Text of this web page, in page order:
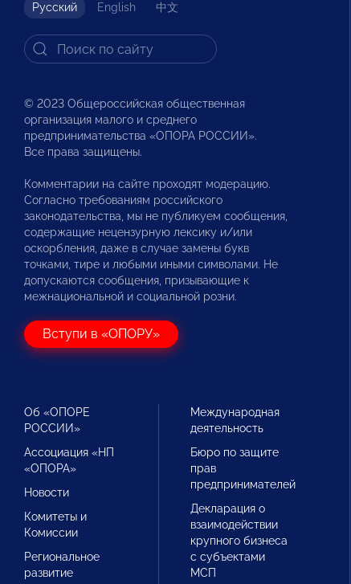
Русский English 中文
© 2023 Общероссийская общественная
организация малого и среднего
предпринимательства «ОПОРА РОССИИ».
Все права защищены.
Комментарии на сайте проходят модерацию.
Согласно требованиям российского
законодательства, мы не публикуем сообщения,
содержащие нецензурную лексику и/или
оскорбления, даже в случае замены букв
точками, тире и любыми иными символами. Не
допускаются сообщения, призывающие к
межнациональной и социальной розни.
Вступи в «ОПОРУ»
Об «ОПОРЕ
РОССИИ»
Ассоциация «НП
«ОПОРА»
Новости
Комитеты и
Комиссии
Региональное
развитие
Международная
деятельность
Бюро по защите
прав
предпринимателей
Декларация о
взаимодействии
крупного бизнеса
с субъектами
МСП